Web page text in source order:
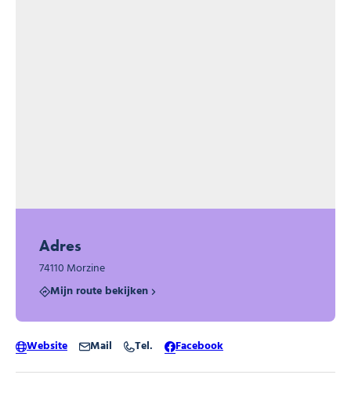
Adres
74110 Morzine
Mijn route bekijken
Website Mail Tel. Facebook